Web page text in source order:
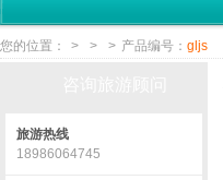
您的位置： > > > 产品编号： gljs
旅游热线
18986064745